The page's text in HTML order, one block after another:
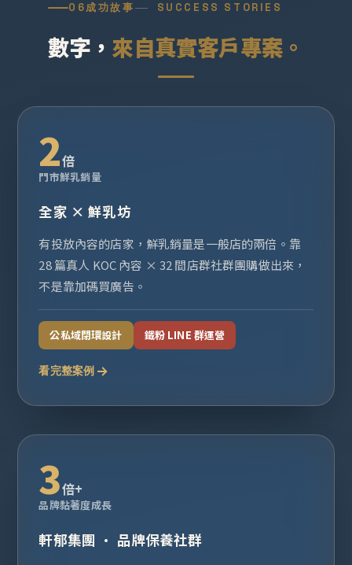
06成功故事 SUCCESS STORIES
數字， 來自真實客戶專案。
2倍
門市鮮乳銷量
全家 × 鮮乳坊
有投放內容的店家，鮮乳銷量是一般店的兩倍。靠
28 篇真人 KOC 內容 × 32 間店群社群團購做出來，
不是靠加碼買廣告。
公私域閉環設計 鐵粉 LINE 群運營
看完整案例
3倍+
品牌黏著度成長
軒郁集團 · 品牌保養社群